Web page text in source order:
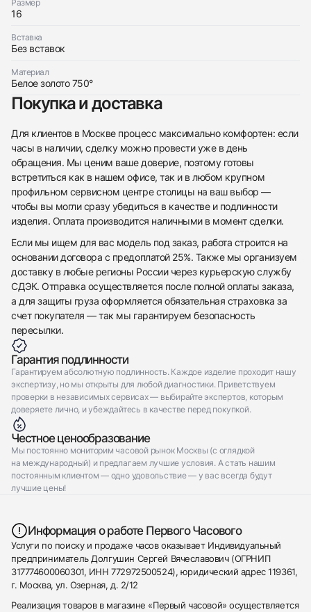
Размер
16
Вставка
Без вставок
Материал
Белое золото 750°
Покупка и доставка
Для клиентов в Москве процесс максимально комфортен: если
часы в наличии, сделку можно провести уже в день
обращения. Мы ценим ваше доверие, поэтому готовы
встретиться как в нашем офисе, так и в любом крупном
профильном сервисном центре столицы на ваш выбор —
чтобы вы могли сразу убедиться в качестве и подлинности
изделия. Оплата производится наличными в момент сделки.
Если мы ищем для вас модель под заказ, работа строится на
основании договора с предоплатой 25%. Также мы организуем
доставку в любые регионы России через курьерскую службу
СДЭК. Отправка осуществляется после полной оплаты заказа,
а для защиты груза оформляется обязательная страховка за
счет покупателя — так мы гарантируем безопасность
пересылки.
Гарантия подлинности
Гарантируем абсолютную подлинность. Каждое изделие проходит нашу
экспертизу, но мы открыты для любой диагностики. Приветствуем
проверки в независимых сервисах — выбирайте экспертов, которым
доверяете лично, и убеждайтесь в качестве перед покупкой.
Честное ценообразование
Мы постоянно мониторим часовой рынок Москвы (с оглядкой
на международный) и предлагаем лучшие условия. А стать нашим
постоянным клиентом — одно удовольствие — у вас всегда будут
лучшие цены!
Информация о работе Первого Часового
Услуги по поиску и продаже часов оказывает Индивидуальный
предприниматель Долгушин Сергей Вячеславович (ОГРНИП
317774600060301, ИНН 772972500524), юридический адрес 119361,
г. Москва, ул. Озерная, д. 2/12
Реализация товаров в магазине «Первый часовой» осуществляется
Заказать эти часы
Оставьте ваши контактные данные и мы свяжемся
с вами
Cartier
НовыеКоробка + Документы
$9,800
Отправить заявку
Трейд-ин часов
с вами
Cartier
Браслет Love Bracelet B6067617
НовыеКоробка + Документы
Приложите фото ваших часов…
Отправить заявку